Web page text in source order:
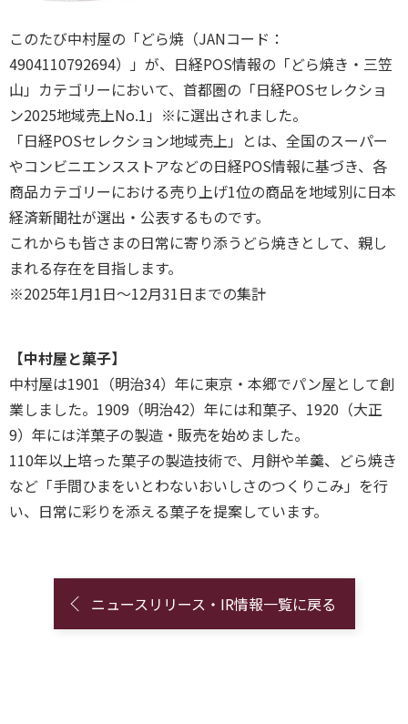
このたび中村屋の「どら焼（JANコード：
4904110792694）」が、日経POS情報の「どら焼き・三笠
山」カテゴリーにおいて、首都圏の「日経POSセレクショ
ン2025地域売上No.1」※に選出されました。
「日経POSセレクション地域売上」とは、全国のスーパー
やコンビニエンスストアなどの日経POS情報に基づき、各
商品カテゴリーにおける売り上げ1位の商品を地域別に日本
経済新聞社が選出・公表するものです。
これからも皆さまの日常に寄り添うどら焼きとして、親し
まれる存在を目指します。
※2025年1月1日～12月31日までの集計
【中村屋と菓子】
中村屋は1901（明治34）年に東京・本郷でパン屋として創
業しました。1909（明治42）年には和菓子、1920（大正
9）年には洋菓子の製造・販売を始めました。
110年以上培った菓子の製造技術で、月餅や羊羹、どら焼き
など「⼿間ひまをいとわないおいしさのつくりこみ」を行
い、日常に彩りを添える菓子を提案しています。
ニュースリリース・IR情報一覧に戻る